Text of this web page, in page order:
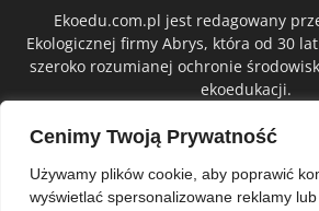
Cenimy Twoją Prywatność
Używamy plików cookie, aby poprawić
wyświetlać spersonalizowane reklamy
Ekoedu.com.pl jest redagowany
Ekologicznej firmy Abrys, która od 30
szeroko rozumianej ochronie
ekoedukacji.
ŚLEDŹ NAS